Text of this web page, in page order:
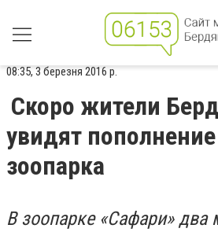
08:35, 3 березня 2016 р.
Скоро жители
увидят
зоопарка
В зоопарке «Сафари» два